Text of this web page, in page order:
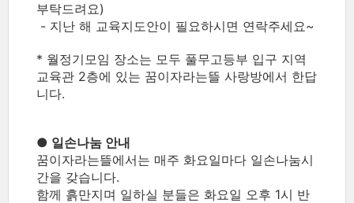
부탁드려요)
- 지난 해 교육지도안이 필요하시면 연락주세요~
* 월정기모임 장소는 모두 풀무고등부 입구 지역
교육관 2층에 있는 꿈이자라는뜰 사랑방에서 한답
니다.
● 일손나눔 안내
꿈이자라는뜰에서는 매주 화요일마다 일손나눔시
간을 갖습니다.
함께 흙만지며 일하실 분들은 화요일 오후 1시 반